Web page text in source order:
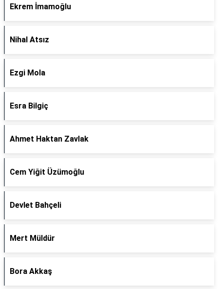
Ekrem İmamoğlu
Nihal Atsız
Ezgi Mola
Esra Bilgiç
Ahmet Haktan Zavlak
Cem Yiğit Üzümoğlu
Devlet Bahçeli
Mert Müldür
Bora Akkaş